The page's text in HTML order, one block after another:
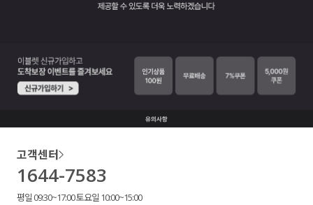
고객센터
1644-7583
평일 09:30~17:00 토요일 10:00~15:00